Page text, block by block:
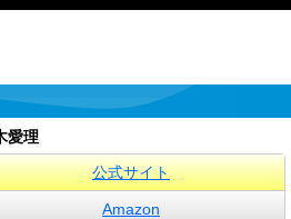
愛理
公式サイト
Amazon